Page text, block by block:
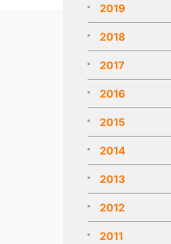
2019
2018
2017
2016
2015
2014
2013
2012
2011